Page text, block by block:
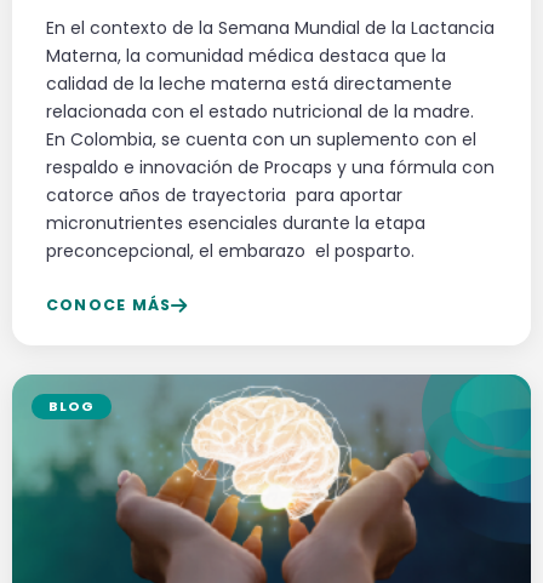
En el contexto de la Semana Mundial de la Lactancia
Materna, la comunidad médica destaca que la
calidad de la leche materna está directamente
relacionada con el estado nutricional de la madre.
En Colombia, se cuenta con un suplemento con el
respaldo e innovación de Procaps y una fórmula con
catorce años de trayectoria para aportar
micronutrientes esenciales durante la etapa
preconcepcional, el embarazo el posparto.
CONOCE MÁS
BLOG